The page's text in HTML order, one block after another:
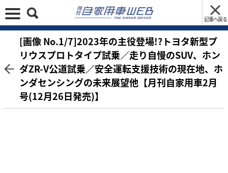
記事へ戻る
[画像 No.1/7]2023年の主役登場!?トヨタ新型プ
リウスプロトタイプ試乗／走り自慢のSUV、ホン
ダZR-V公道試乗／安全運転支援技術の現在地、ホ
ンダセンシングの未来展望他【月刊自家用車2月
号(12月26日発売)】